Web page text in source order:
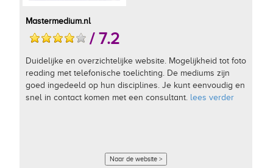
Mastermedium.nl
/ 7.2
Duidelijke en overzichtelijke website. Mogelijkheid tot foto
reading met telefonische toelichting. De mediums zijn
goed ingedeeld op hun disciplines. Je kunt eenvoudig en
snel in contact komen met een consultant. lees verder
Naar de website >